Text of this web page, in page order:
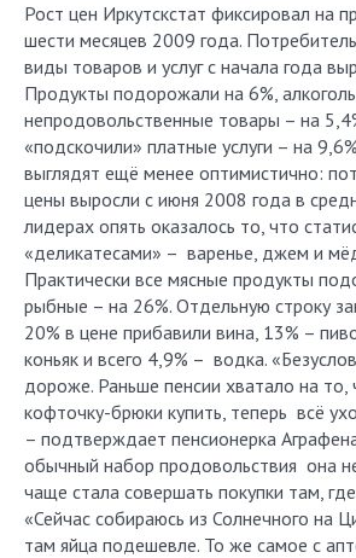
Рост цен Иркутскстат фиксировал на
шести месяцев 2009 года.
виды товаров и услуг с начала года
Продукты подорожали на 6%,
непродовольственные товары – на
«подскочили» платные услуги – на
выглядят ещё менее оптимистично:
цены выросли с июня 2008 года в
лидерах опять оказалось то, что
«деликатесами» – варенье, джем и
Практически все мясные продукты
рыбные – на 26%. Отдельную строку
20% в цене прибавили вина, 13% –
коньяк и всего 4,9% – водка.
дороже. Раньше пенсии хватало на
кофточку-брюки купить, теперь всё
– подтверждает пенсионерка
обычный набор продовольствия она
чаще стала совершать покупки там,
«Сейчас собираюсь из Солнечного на
там яйца подешевле. То же самое с